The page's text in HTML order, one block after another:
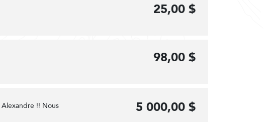
25,00 $
98,00 $
!! Nous
5 000,00 $